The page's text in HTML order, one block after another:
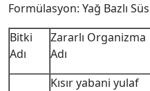
Formülasyon: Yağ Bazlı
Bitki
Adı
Zararlı Organizma
Adı
Kısır yabani yulaf